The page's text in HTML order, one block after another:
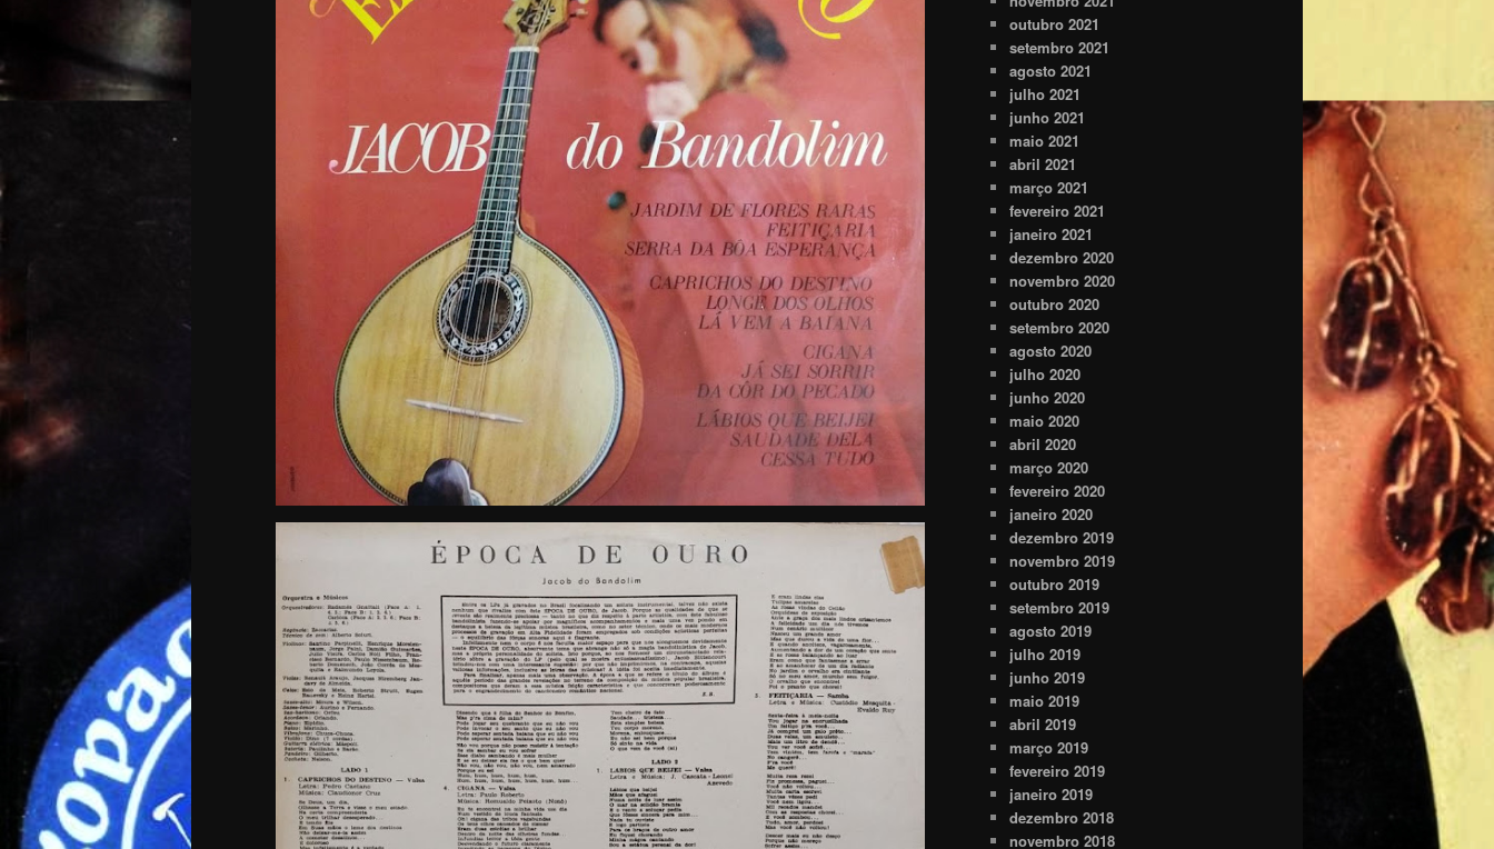
outubro 2021
setembro 2021
agosto 2021
julho 2021
junho 2021
maio 2021
abril 2021
março 2021
fevereiro 2021
janeiro 2021
dezembro 2020
novembro 2020
outubro 2020
setembro 2020
agosto 2020
julho 2020
junho 2020
maio 2020
abril 2020
março 2020
fevereiro 2020
janeiro 2020
dezembro 2019
novembro 2019
outubro 2019
setembro 2019
agosto 2019
julho 2019
junho 2019
maio 2019
abril 2019
março 2019
fevereiro 2019
janeiro 2019
dezembro 2018
novembro 2018